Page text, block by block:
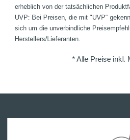
erheblich von der tatsächlichen
UVP: Bei Preisen, die mit "UVP"
sich um die unverbindliche
Herstellers/Lieferanten.
* Alle Preise inkl.